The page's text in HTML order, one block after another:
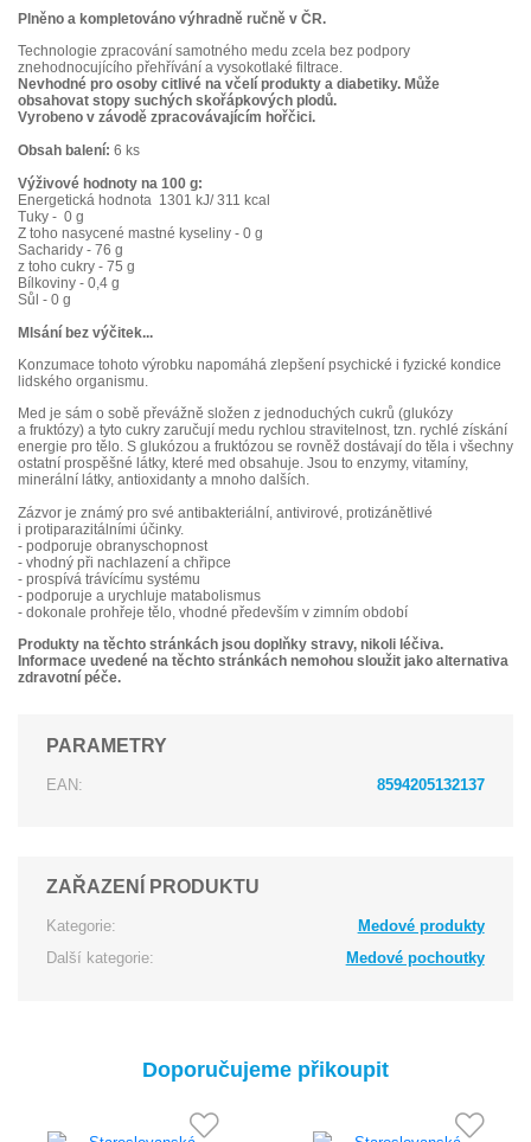
Plněno a kompletováno výhradně ručně v ČR.
Technologie zpracování samotného medu zcela bez podpory
znehodnocujícího přehřívání a vysokotlaké filtrace.
Nevhodné pro osoby citlivé na včelí produkty a diabetiky. Může
obsahovat stopy suchých skořápkových plodů.
Vyrobeno v závodě zpracovávajícím hořčici.
Obsah balení: 6 ks
Výživové hodnoty na 100 g:
Energetická hodnota 1301 kJ/ 311 kcal
Tuky - 0 g
Z toho nasycené mastné kyseliny - 0 g
Sacharidy - 76 g
z toho cukry - 75 g
Bílkoviny - 0,4 g
Sůl - 0 g
Mlsání bez výčitek...
Konzumace tohoto výrobku napomáhá zlepšení psychické i fyzické kondice
lidského organismu.
Med je sám o sobě převážně složen z jednoduchých cukrů (glukózy
a fruktózy) a tyto cukry zaručují medu rychlou stravitelnost, tzn. rychlé získání
energie pro tělo. S glukózou a fruktózou se rovněž dostávají do těla i všechny
ostatní prospěšné látky, které med obsahuje. Jsou to enzymy, vitamíny,
minerální látky, antioxidanty a mnoho dalších.
Zázvor je známý pro své antibakteriální, antivirové, protizánětlivé
i protiparazitálními účinky.
- podporuje obranyschopnost
- vhodný při nachlazení a chřipce
- prospívá trávícímu systému
- podporuje a urychluje matabolismus
- dokonale prohřeje tělo, vhodné především v zimním období
Produkty na těchto stránkách jsou doplňky stravy, nikoli léčiva.
Informace uvedené na těchto stránkách nemohou sloužit jako alternativa
zdravotní péče.
PARAMETRY
EAN: 8594205132137
ZAŘAZENÍ PRODUKTU
Kategorie:
Medové produkty
Další kategorie:
Medové pochoutky
Doporučujeme přikoupit